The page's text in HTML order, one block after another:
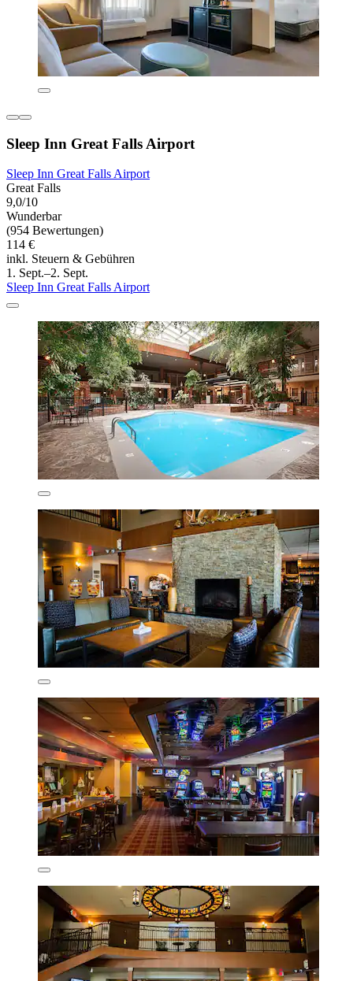
Sleep Inn Great Falls Airport
Sleep Inn Great Falls Airport
Great Falls
9,0/10
Wunderbar
(954 Bewertungen)
114 €
inkl. Steuern & Gebühren
1. Sept.–2. Sept.
Sleep Inn Great Falls Airport